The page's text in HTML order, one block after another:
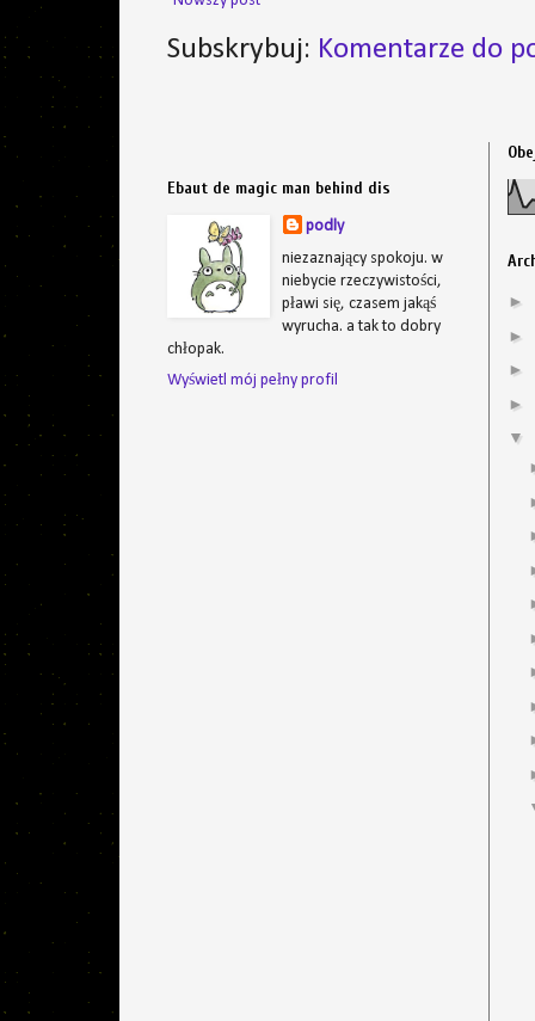
Subskrybuj: Komentarze do
Ebaut de magic man behind dis
podly
niezaznający spokoju. w
niebycie rzeczywistości,
pławi się, czasem jakąś
wyrucha. a tak to dobry
chłopak.
Wyświetl mój pełny profil
►
►
►
►
▼